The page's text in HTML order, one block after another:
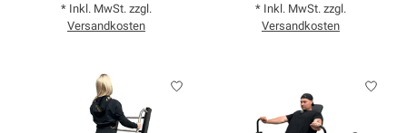
* Inkl. MwSt. zzgl.
Versandkosten
* Inkl. MwSt. zzgl.
Versandkosten